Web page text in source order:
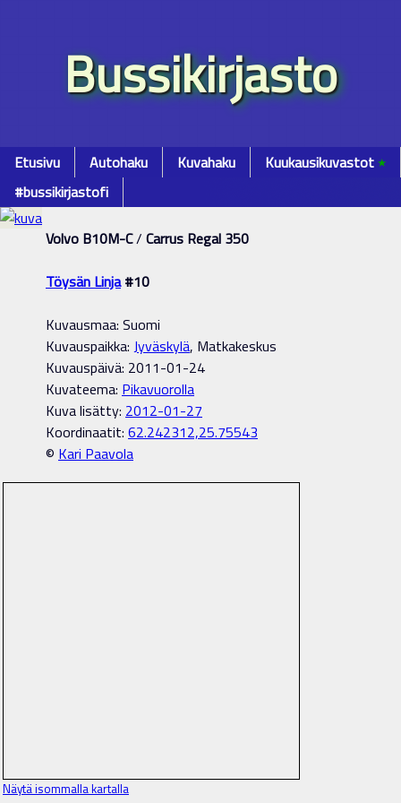
Bussikirjasto
Etusivu Autohaku Kuvahaku Kuukausikuvastot٭
#bussikirjastofi
Volvo B10M-C/ Carrus Regal 350
Töysän Linja#10
Kuvausmaa: Suomi
Kuvauspaikka: Jyväskylä, Matkakeskus
Kuvauspäivä: 2011-01-24
Kuvateema: Pikavuorolla
Kuva lisätty: 2012-01-27
Koordinaatit: 62.242312,25.75543
© Kari Paavola
Näytä isommalla kartalla